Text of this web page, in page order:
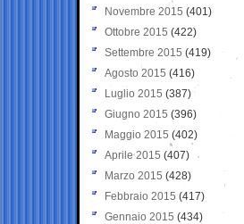
Novembre 2015 (401)
Ottobre 2015 (422)
Settembre 2015 (419)
Agosto 2015 (416)
Luglio 2015 (387)
Giugno 2015 (396)
Maggio 2015 (402)
Aprile 2015 (407)
Marzo 2015 (428)
Febbraio 2015 (417)
Gennaio 2015 (434)